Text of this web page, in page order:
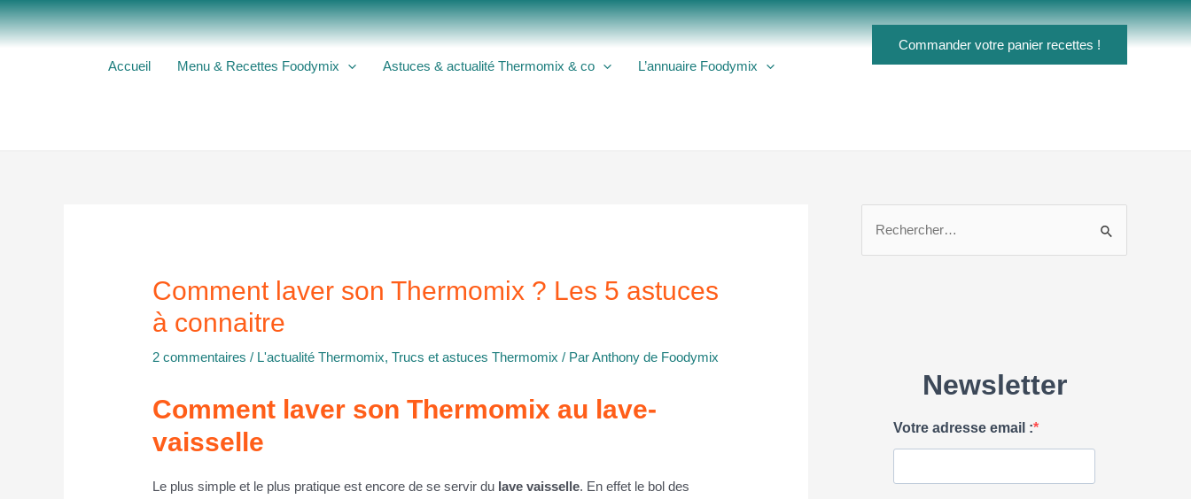
Aller
au
Accueil
Menu & Recettes Foodymix Astuces & actualité Thermomix & co L’annuaire Foodymix
Commander votre panier recettes !
Comment laver son Thermomix ? Les 5 astuces
à connaitre
2 commentaires / L'actualité Thermomix,Trucs et astuces Thermomix / ParAnthony de Foodymix
Comment laver son Thermomix au lave-
vaisselle
Le plus simple et le plus pratique est encore de se servir du lave vaisselle. En effet le bol des